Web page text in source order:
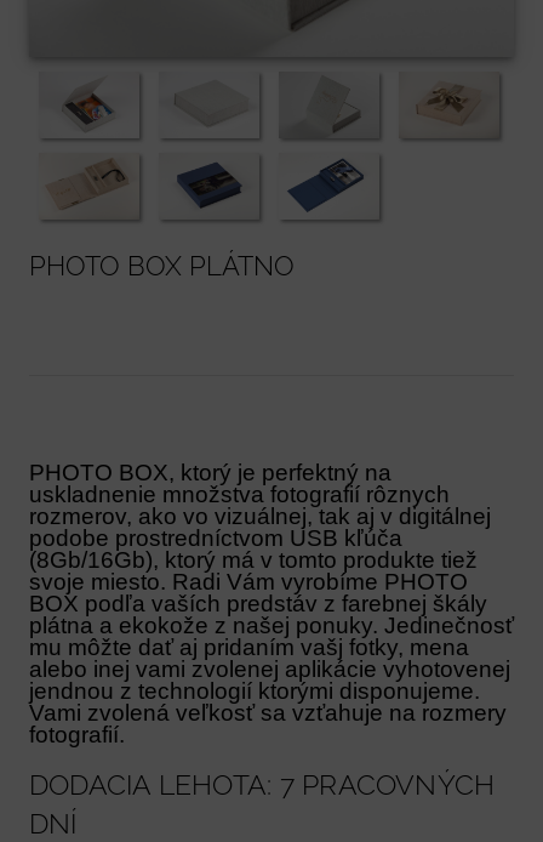
PHOTO BOX PLÁTNO
PHOTO BOX, ktorý je perfektný na
uskladnenie množstva fotografií rôznych
rozmerov, ako vo vizuálnej, tak aj v digitálnej
podobe prostredníctvom USB kľúča
(8Gb/16Gb), ktorý má v tomto produkte tiež
svoje miesto. Radi Vám vyrobíme PHOTO
BOX podľa vaších predstáv z farebnej škály
plátna a ekokože z našej ponuky. Jedinečnosť
mu môžte dať aj pridaním vašj fotky, mena
alebo inej vami zvolenej aplikácie vyhotovenej
jendnou z technologií ktorými disponujeme.
Vami zvolená veľkosť sa vzťahuje na rozmery
fotografií.
DODACIA LEHOTA: 7 PRACOVNÝCH
DNÍ